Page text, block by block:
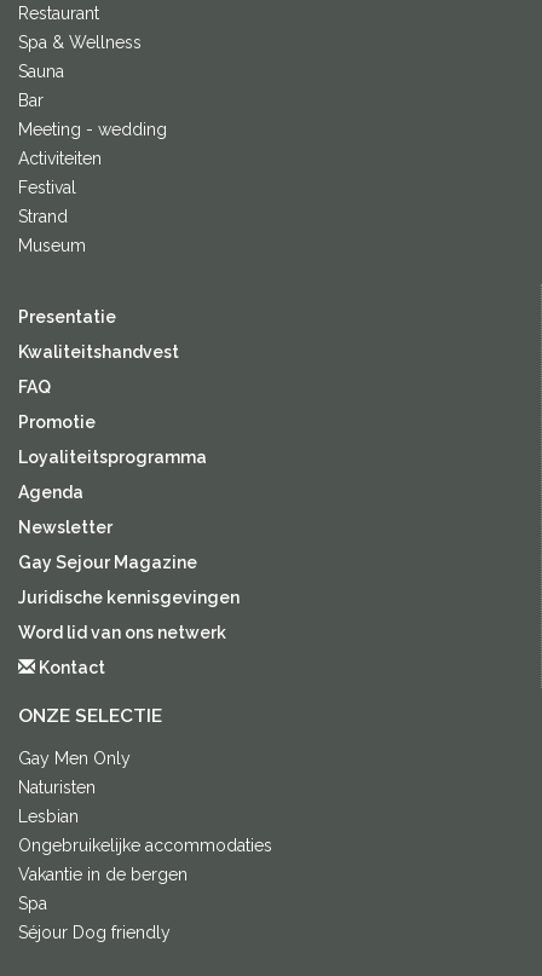
Restaurant
Spa & Wellness
Sauna
Bar
Meeting - wedding
Activiteiten
Festival
Strand
Museum
Presentatie
Kwaliteitshandvest
FAQ
Promotie
Loyaliteitsprogramma
Agenda
Newsletter
Gay Sejour Magazine
Juridische kennisgevingen
Word lid van ons netwerk
Kontact
ONZE SELECTIE
Gay Men Only
Naturisten
Lesbian
Ongebruikelijke accommodaties
Vakantie in de bergen
Spa
Séjour Dog friendly